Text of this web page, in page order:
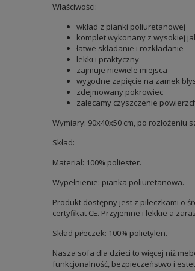
Właściwości:
wkład z pianki poliuretanowej
komplet wykonany z wysokiej
łatwe składanie i rozkładanie
lekki i praktyczny
zajmuje niewiele miejsca
wygodne zapięcie na zamek
zdejmowany pokrowiec
zalecamy czyszczenie
Wymiary: 90x40x50 cm, po rozłożeniu
Skład:
Materiał: 100% poliester.
Wypełnienie: pianka poliuretanowa.
Produkt dostępny jest z piłeczkami o
certyfikat CE. Przyjemne i lekkie a
Skład piłeczek: 100% polietylen.
Nasza sofa dla dzieci to więcej niż
funkcjonalność, bezpieczeństwo i